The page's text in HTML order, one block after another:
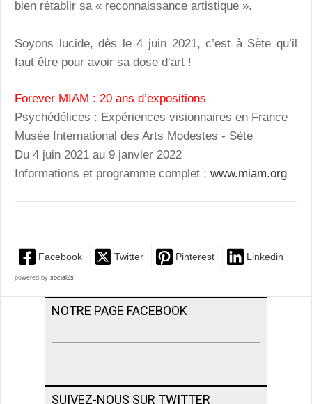
bien rétablir sa « reconnaissance artistique ».
Soyons lucide, dès le 4 juin 2021, c’est à Sète qu’il
faut être pour avoir sa dose d’art !
Forever MIAM : 20 ans d’expositions
Psychédélices : Expériences visionnaires en France
Musée International des Arts Modestes - Sète
Du 4 juin 2021 au 9 janvier 2022
Informations et programme complet : www.miam.org
Facebook Twitter Pinterest Linkedin
powered by social2s
NOTRE PAGE FACEBOOK
SUIVEZ-NOUS SUR TWITTER